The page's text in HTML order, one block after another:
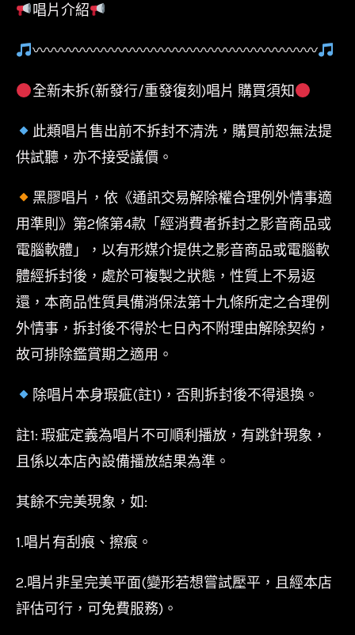
希
Lacy-
雙
男
的
Gemini
Rights/
強
打
單
曲
Habit/
葛
萊
數
唱片介紹
〰〰〰〰〰〰〰〰〰〰〰〰〰〰〰〰〰〰〰〰
全新未拆(新發行/重發復刻)唱片 購買須知
此類唱片售出前不拆封不清洗，購買前恕無法提
供試聽，亦不接受議價。
黑膠唱片，依《通訊交易解除權合理例外情事適
用準則》第2條第4款「經消費者拆封之影音商品或
電腦軟體」，以有形媒介提供之影音商品或電腦軟
體經拆封後，處於可複製之狀態，性質上不易返
還，本商品性質具備消保法第十九條所定之合理例
外情事，拆封後不得於七日內不附理由解除契約，
故可排除鑑賞期之適用。
除唱片本身瑕疵(註1)，否則拆封後不得退換。
註1: 瑕疵定義為唱片不可順利播放，有跳針現象，
且係以本店內設備播放結果為準。
其餘不完美現象，如:
1.唱片有刮痕、擦痕。
2.唱片非呈完美平面(變形若想嘗試壓平，且經本店
評估可行，可免費服務)。